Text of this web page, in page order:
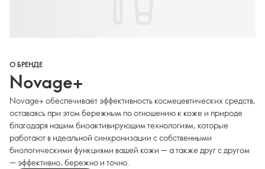
О БРЕНДЕ
Novage+
Novage+ обеспечивает эффективность космецевтических средств,
оставаясь при этом бережным по отношению к коже и природе
благодаря нашим биоактивирующим технологиям, которые
работают в идеальной синхронизации с собственными
биологическими функциями вашей кожи — а также друг с другом
— эффективно, бережно и точно.